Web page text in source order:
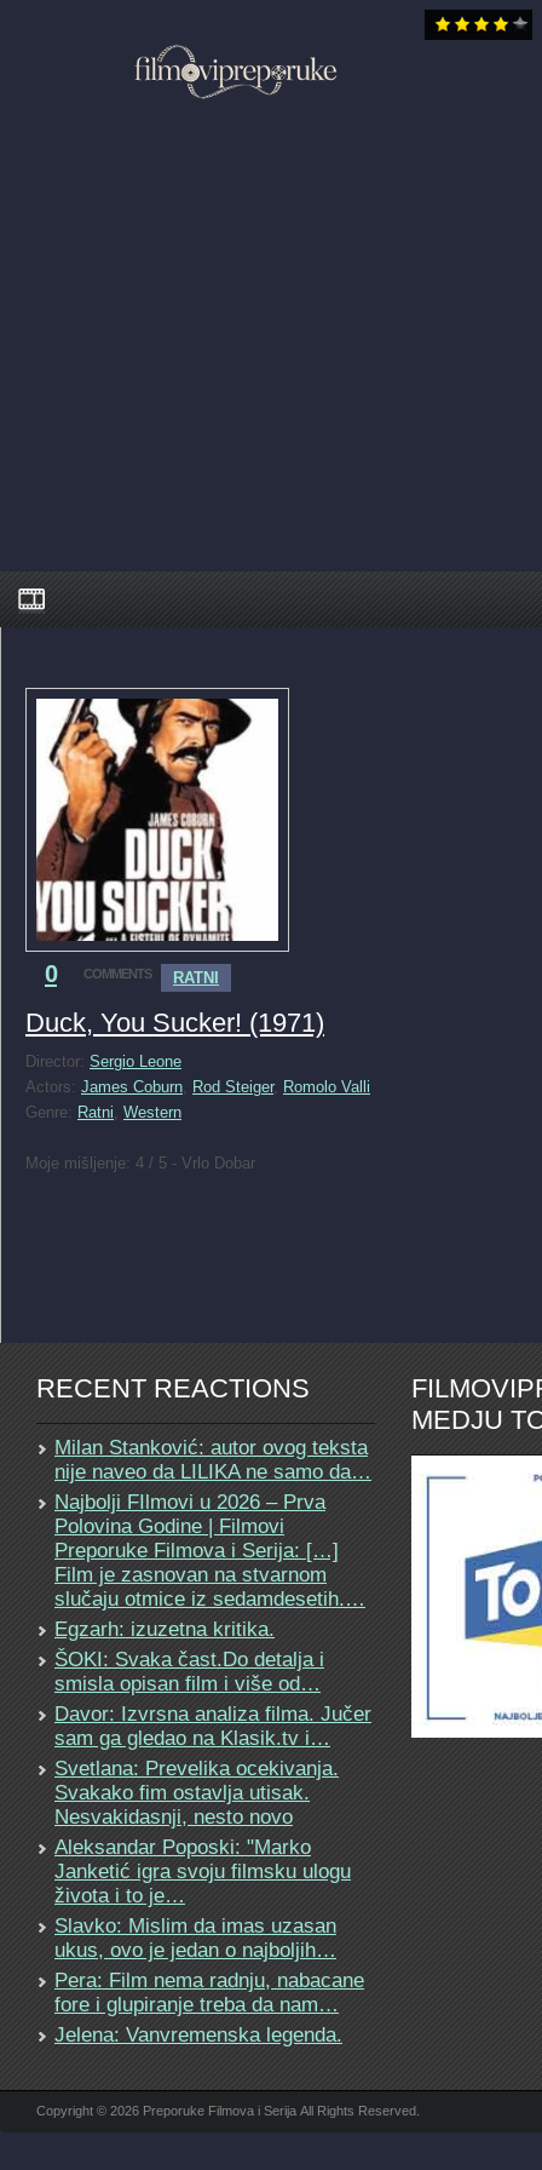
0 COMMENTS RATNI
Duck, You Sucker! (1971)
Director: Sergio Leone
Actors: James Coburn, Rod Steiger, Romolo Valli
Genre: Ratni, Western
Moje mišljenje: 4 / 5 - Vrlo Dobar
RECENT REACTIONS
Milan Stanković: autor ovog teksta
nije naveo da LILIKA ne samo da…
Najbolji FIlmovi u 2026 – Prva
Polovina Godine | Filmovi
Preporuke Filmova i Serija: […]
Film je zasnovan na stvarnom
slučaju otmice iz sedamdesetih.…
Egzarh: izuzetna kritika.
ŠOKI: Svaka čast.Do detalja i
smisla opisan film i više od…
Davor: Izvrsna analiza filma. Jučer
sam ga gledao na Klasik.tv i…
Svetlana: Prevelika ocekivanja.
Svakako fim ostavlja utisak.
Nesvakidasnji, nesto novo
Aleksandar Poposki: "Marko
Janketić igra svoju filmsku ulogu
života i to je…
Slavko: Mislim da imas uzasan
ukus, ovo je jedan o najboljih…
Pera: Film nema radnju, nabacane
fore i glupiranje treba da nam…
Jelena: Vanvremenska legenda.
MEDJU
Copyright © 2026 Preporuke Filmova i Serija All Rights Reserved.